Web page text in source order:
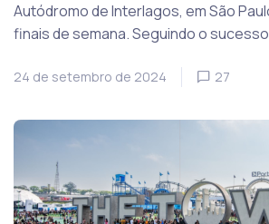
Autódromo de Interlagos, em São
finais de semana. Seguindo o
24 de setembro de 2024 27